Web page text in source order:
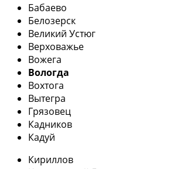
Бабаево
Белозерск
Великий Устюг
Верховажье
Вожега
Вологда
Вохтога
Вытегра
Грязовец
Кадников
Кадуй
Кириллов